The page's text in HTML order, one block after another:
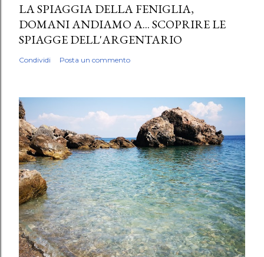
LA SPIAGGIA DELLA FENIGLIA,
DOMANI ANDIAMO A... SCOPRIRE LE
SPIAGGE DELL'ARGENTARIO
Condividi Posta un commento